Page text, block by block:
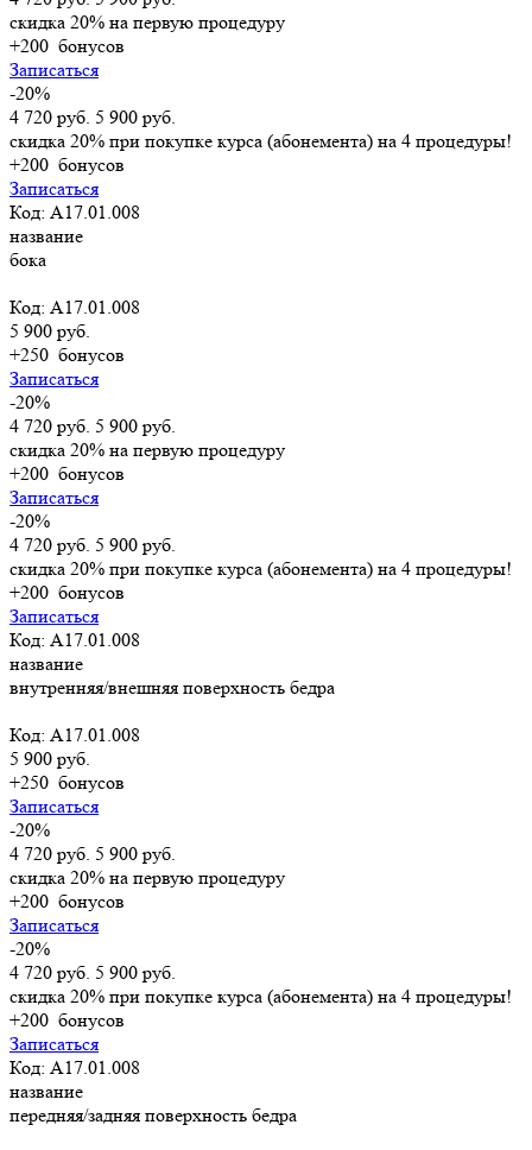
скидка 20% на первую процедуру
+200 бонусов
Записаться
-20%
4 720 руб. 5 900 руб.
скидка 20% при покупке курса (абонемента) на 4 процедуры!
+200 бонусов
Записаться
Код: А17.01.008
название
бока
Код: А17.01.008
5 900 руб.
+250 бонусов
Записаться
-20%
4 720 руб. 5 900 руб.
скидка 20% на первую процедуру
+200 бонусов
Записаться
-20%
4 720 руб. 5 900 руб.
скидка 20% при покупке курса (абонемента) на 4 процедуры!
+200 бонусов
Записаться
Код: А17.01.008
название
внутренняя/внешняя поверхность бедра
Код: А17.01.008
5 900 руб.
+250 бонусов
Записаться
-20%
4 720 руб. 5 900 руб.
скидка 20% на первую процедуру
+200 бонусов
Записаться
-20%
4 720 руб. 5 900 руб.
скидка 20% при покупке курса (абонемента) на 4 процедуры!
+200 бонусов
Записаться
Код: А17.01.008
название
передняя/задняя поверхность бедра